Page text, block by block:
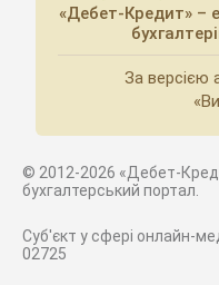
«Дебет-Кредит» –
За версією
© 2012-2026 «Дебет-
бухгалтерський портал.
Суб'єкт у сфері онлайн-
02725